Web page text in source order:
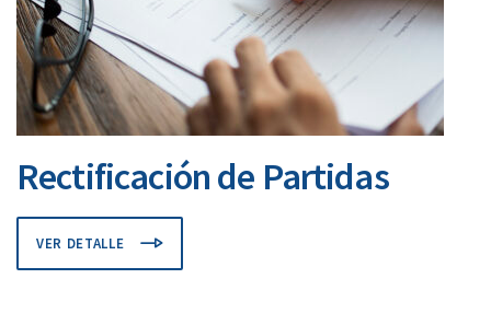
Rectificación de Partidas
VER DETALLE